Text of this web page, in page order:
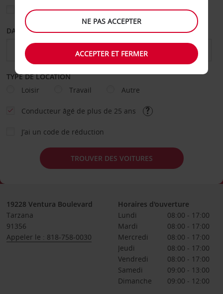
Sélectionnez une autre agence de retour
DATE DE DÉPART DATE DE RETOUR
TYPE DE LOCATION
Loisir
Travail Autre
Conducteur âgé de plus de 25 ans
J’ai un code de réduction
TROUVER DES VOITURES
19228 Ventura Boulevard
Tarzana
91356
Appeler le : 818-758-0030
Horaires d'ouverture
Lundi
08:00 - 17:00
Mardi
08:00 - 17:00
Mercredi
08:00 - 17:00
Jeudi
08:00 - 17:00
Vendredi
08:00 - 17:00
Samedi
09:00 - 13:00
Dimanche
09:00 - 12:00
NE PAS ACCEPTER
ACCEPTER ET FERMER